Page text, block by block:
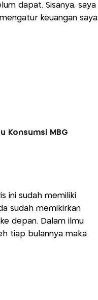
dapat. Sisanya, saya
keuangan saya
Konsumsi MBG
ini sudah memiliki
sudah memikirkan
depan. Dalam ilmu
tiap bulannya maka